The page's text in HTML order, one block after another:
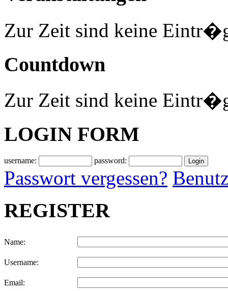
Zur Zeit sind keine
Countdown
Zur Zeit sind keine
LOGIN FORM
username: password:
Passwort vergessen?
REGISTER
Name:
Username:
Email: